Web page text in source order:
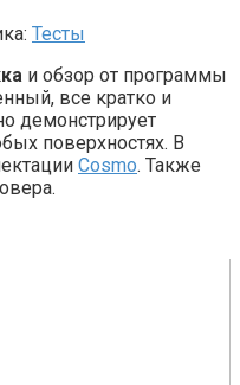
Тесты
и обзор от программы
все кратко и
демонстрирует
поверхностях. В
Cosmo. Также